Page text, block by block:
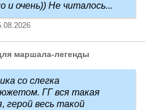
и очень)) Не читалось...
маршала-легенды
со слегка
ГГ вся такая
герой весь такой